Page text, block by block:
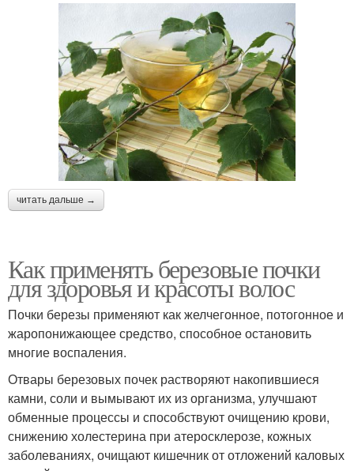
читать дальше →
Как применять березовые почки
для здоровья и красоты волос
Почки березы применяют как желчегонное, потогонное и
жаропонижающее средство, способное остановить
многие воспаления.
Отвары березовых почек растворяют накопившиеся
камни, соли и вымывают их из организма, улучшают
обменные процессы и способствуют очищению крови,
снижению холестерина при атеросклерозе, кожных
заболеваниях, очищают кишечник от отложений каловых